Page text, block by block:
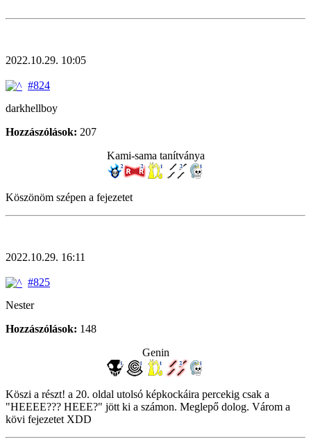
2022.10.29. 10:05
#824
darkhellboy
Hozzászólások: 207
Kami-sama tanítványa
Köszönöm szépen a fejezetet
2022.10.29. 16:11
#825
Nester
Hozzászólások: 148
Genin
Köszi a részt! a 20. oldal utolsó képkockáira percekig csak a
"HEEEE??? HEEE?" jött ki a számon. Meglepő dolog. Várom a
kövi fejezetet XDD